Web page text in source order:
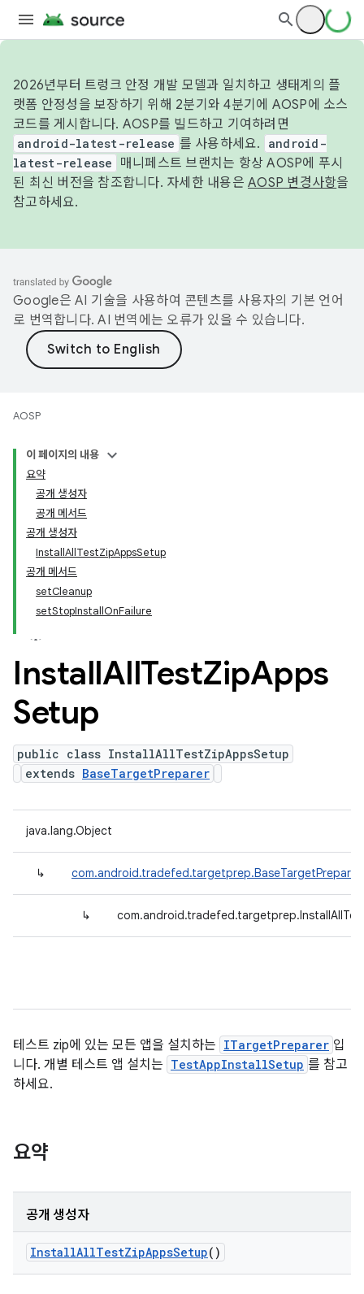
2026년부터 트렁크 안정 개발 모델과 일치하고 생태계의 플
랫폼 안정성을 보장하기 위해 2분기와 4분기에 AOSP에 소스
코드를 게시합니다. AOSP를 빌드하고 기여하려면
android-latest-release 를 사용하세요.
android-
latest-release
매니페스트 브랜치는 항상 AOSP에 푸시
된 최신 버전을 참조합니다. 자세한 내용은 AOSP 변경사항을
참고하세요.
Google은 AI 기술을 사용하여 콘텐츠를 사용자의 기본 언어
로 번역합니다. AI 번역에는 오류가 있을 수 있습니다.
AOSP
이 페이지의 내용
요약
공개 생성자
공개 메서드
공개 생성자
InstallAllTestZipAppsSetup
공개 메서드
setCleanup
setStopInstallOnFailure
InstallAllTestZipApps
Setup
public class InstallAllTestZipAppsSetup
extends BaseTargetPreparer
java.lang.Object
↳ com.android.tradefed.targetprep.BaseTargetPreparer
↳
테스트 zip에 있는 모든 앱을 설치하는 ITargetPreparer 입
니다. 개별 테스트 앱 설치는 TestAppInstallSetup 를 참고
하세요.
요약
공개 생성자
InstallAllTestZipAppsSetup()